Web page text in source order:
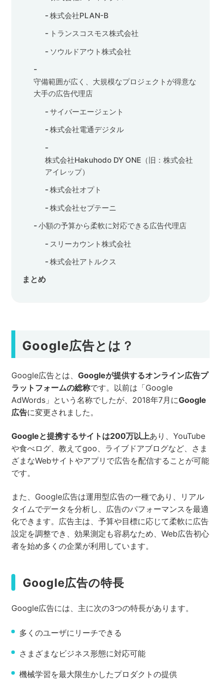
株式会社PLAN-B
トランスコスモス株式会社
ソウルドアウト株式会社
守備範囲が広く、大規模なプロジェクトが得意な
大手の広告代理店
サイバーエージェント
株式会社電通デジタル
株式会社Hakuhodo DY ONE（旧：株式会社
アイレップ）
株式会社オプト
株式会社セプテーニ
小額の予算から柔軟に対応できる広告代理店
スリーカウント株式会社
株式会社アトルクス
まとめ
Google広告とは？
Google広告とは、 Googleが提供するオンライン広告プ
ラットフォームの総称です。以前は「Google
AdWords」という名称でしたが、2018年7月にGoogle
広告に変更されました。
Googleと提携するサイトは200万以上あり、YouTube
や食べログ、教えてgoo、ライブドアブログなど、さま
ざまなWebサイトやアプリで広告を配信することが可能
です。
また、Google広告は運用型広告の一種であり、リアル
タイムでデータを分析し、広告のパフォーマンスを最適
化できます。広告主は、予算や目標に応じて柔軟に広告
設定を調整でき、効果測定も容易なため、Web広告初心
者を始め多くの企業が利用しています。
Google広告の特長
Google広告には、主に次の3つの特長があります。
多くのユーザにリーチできる
さまざまなビジネス形態に対応可能
機械学習を最大限生かしたプロダクトの提供